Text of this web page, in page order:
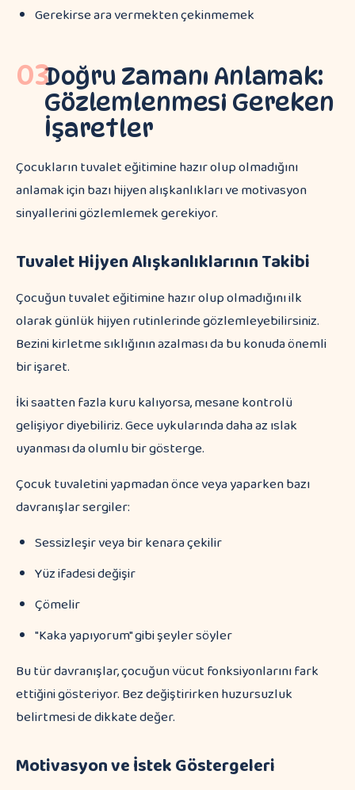
Gerekirse ara vermekten çekinmemek
03Doğru Zamanı Anlamak:
Gözlemlenmesi Gereken
İşaretler
Çocukların tuvalet eğitimine hazır olup olmadığını
anlamak için bazı hijyen alışkanlıkları ve motivasyon
sinyallerini gözlemlemek gerekiyor.
Tuvalet Hijyen Alışkanlıklarının Takibi
Çocuğun tuvalet eğitimine hazır olup olmadığını ilk
olarak günlük hijyen rutinlerinde gözlemleyebilirsiniz.
Bezini kirletme sıklığının azalması da bu konuda önemli
bir işaret.
İki saatten fazla kuru kalıyorsa, mesane kontrolü
gelişiyor diyebiliriz. Gece uykularında daha az ıslak
uyanması da olumlu bir gösterge.
Çocuk tuvaletini yapmadan önce veya yaparken bazı
davranışlar sergiler:
Sessizleşir veya bir kenara çekilir
Yüz ifadesi değişir
Çömelir
"Kaka yapıyorum" gibi şeyler söyler
Bu tür davranışlar, çocuğun vücut fonksiyonlarını fark
ettiğini gösteriyor. Bez değiştirirken huzursuzluk
belirtmesi de dikkate değer.
Motivasyon ve İstek Göstergeleri